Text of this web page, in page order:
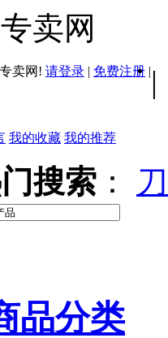
卖网
卖网! 请登录 | 免费注册 | |
我的收藏 我的推荐
搜索 ：
品分类